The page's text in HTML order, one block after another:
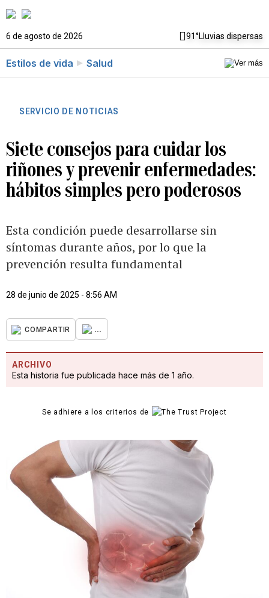
6 de agosto de 2026 91°Lluvias dispersas
Estilos de vida Salud
SERVICIO DE NOTICIAS
Siete consejos para cuidar los
riñones y prevenir enfermedades:
hábitos simples pero poderosos
Esta condición puede desarrollarse sin
síntomas durante años, por lo que la
prevención resulta fundamental
28 de junio de 2025 - 8:56 AM
COMPARTIR ...
ARCHIVO
Esta historia fue publicada hace más de 1 año.
Se adhiere a los criterios de